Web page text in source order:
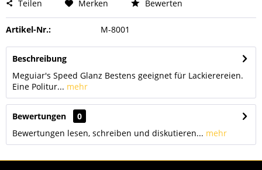
Teilen Merken Bewerten
Artikel-Nr.: M-8001
Beschreibung
Meguiar's Speed Glanz Bestens geeignet für Lackierereien.
Eine Politur... mehr
Bewertungen
0
Bewertungen lesen, schreiben und diskutieren... mehr